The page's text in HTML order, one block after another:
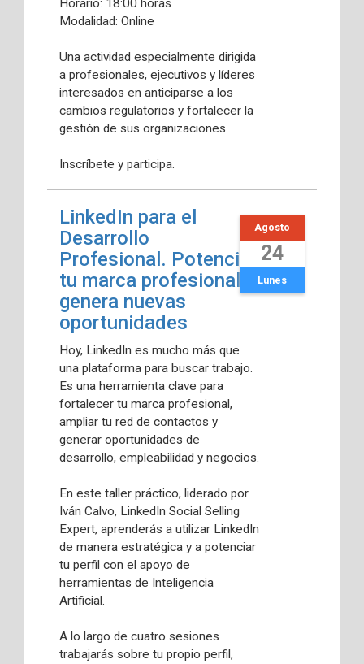
Horario: 18:00 horas
Modalidad: Online
Una actividad especialmente dirigida
a profesionales, ejecutivos y líderes
interesados en anticiparse a los
cambios regulatorios y fortalecer la
gestión de sus organizaciones.
Inscríbete y participa.
LinkedIn para el
Desarrollo
Profesional. Potencia
tu marca profesional y
genera nuevas
oportunidades
Hoy, LinkedIn es mucho más que
una plataforma para buscar trabajo.
Es una herramienta clave para
fortalecer tu marca profesional,
ampliar tu red de contactos y
generar oportunidades de
desarrollo, empleabilidad y negocios.
En este taller práctico, liderado por
Iván Calvo, LinkedIn Social Selling
Expert, aprenderás a utilizar LinkedIn
de manera estratégica y a potenciar
tu perfil con el apoyo de
herramientas de Inteligencia
Artificial.
A lo largo de cuatro sesiones
trabajarás sobre tu propio perfil,
Agosto
24
Lunes